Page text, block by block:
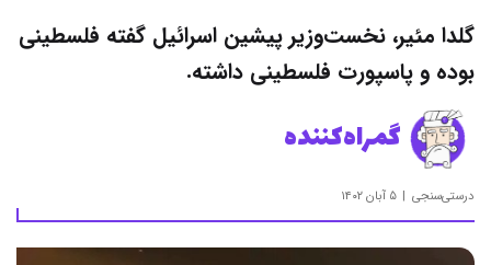
گلدا مئیر، نخست‌وزیر پیشین اسرائیل گفته فلسطینی
بوده و پاسپورت فلسطینی داشته.
گمراه‌کننده
درستی‌سنجی ۵ آبان ۱۴۰۲